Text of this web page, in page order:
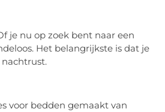
je nu op zoek bent naar een
Het belangrijkste is dat je
voor bedden gemaakt van